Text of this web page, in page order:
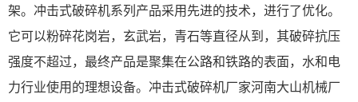
架。冲击式破碎机系列产品采用先进的技术，进行了优化。
它可以粉碎花岗岩，玄武岩，青石等直径从到，其破碎抗压
强度不超过，最终产品是聚集在公路和铁路的表面，水和电
力行业使用的理想设备。冲击式破碎机厂家河南大山机械厂